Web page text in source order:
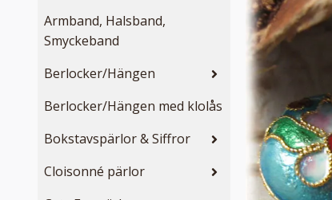
Armband, Halsband,
Smyckeband
Berlocker/Hängen
Berlocker/Hängen med klolås
Bokstavspärlor & Siffror
Cloisonné pärlor